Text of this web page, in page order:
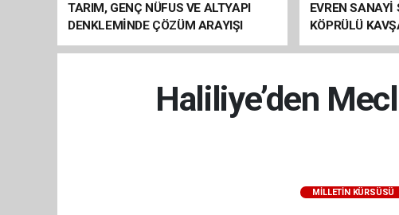
TARIM, GENÇ NÜFUS VE ALTYAPI
DENKLEMİNDE ÇÖZÜM ARAYIŞI
EVREN SANAYİ
KÖPRÜLÜ
ARAÇ
Haliliye’den
MILLETIN KÜRSÜSÜ